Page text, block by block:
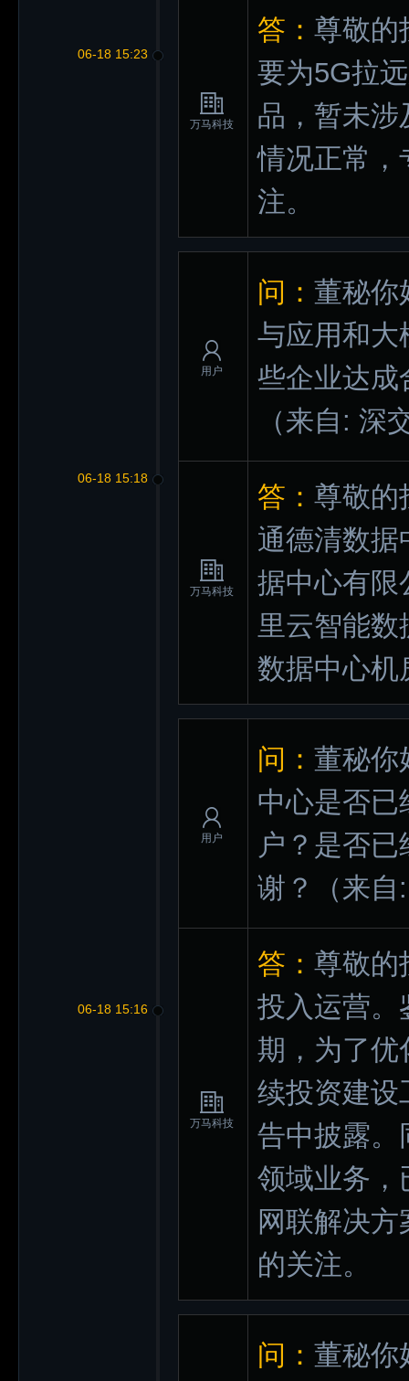
06-18 15:23
万马科技
答： 尊敬的
要为5G拉
品，暂未涉
情况正常，
注。
06-18 15:18
用户
问： 董秘你
与应用和大
些企业达成
（来自: 深
万马科技
答： 尊敬的
通德清数据
据中心有限
里云智能
数据中心机
06-18 15:16
用户
问： 董秘你
中心是否已
户？是否
谢？
（来
万马科技
答： 尊敬的
投入运营。
期，为了优
续投资建设
告中披露。
领域业务，
网联解决
的关注。
问： 董秘你